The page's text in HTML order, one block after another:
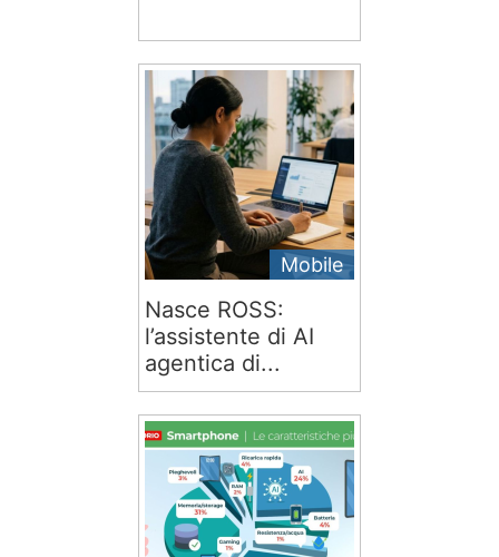
Mobile
Nasce ROSS:
l’assistente di AI
agentica di...